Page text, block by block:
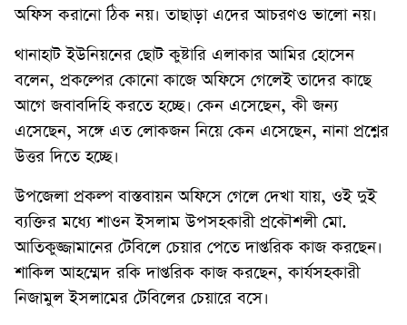
অফিস করানো ঠিক নয়। তাছাড়া এদের আচরণও ভালো নয়।
থানাহাট ইউনিয়নের ছোট কুষ্টারি এলাকার আমির হোসেন
বলেন, প্রকল্পের কোনো কাজে অফিসে গেলেই তাদের কাছে
আগে জবাবদিহি করতে হচ্ছে। কেন এসেছেন, কী জন্য
এসেছেন, সঙ্গে এত লোকজন নিয়ে কেন এসেছেন, নানা প্রশ্নের
উত্তর দিতে হচ্ছে।
উপজেলা প্রকল্প বাস্তবায়ন অফিসে গেলে দেখা যায়, ওই দুই
ব্যক্তির মধ্যে শাওন ইসলাম উপসহকারী প্রকৌশলী মো.
আতিকুজ্জামানের টেবিলে চেয়ার পেতে দাপ্তরিক কাজ করছেন।
শাকিল আহম্মেদ রকি দাপ্তরিক কাজ করছেন, কার্যসহকারী
নিজামুল ইসলামের টেবিলের চেয়ারে বসে।